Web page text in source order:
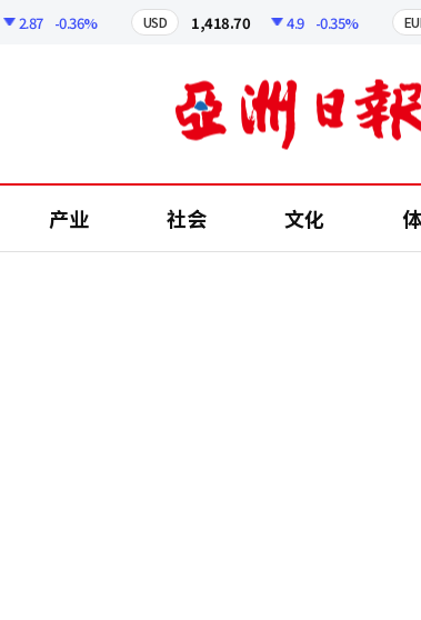
2.87 -0.36% USD 1,418.70 4.9 -0.35% EUR
产业 社会 文化